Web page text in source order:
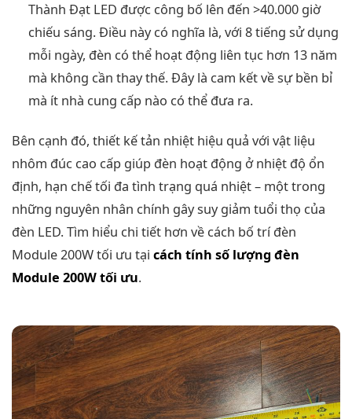
Thành Đạt LED được công bố lên đến >40.000 giờ
chiếu sáng. Điều này có nghĩa là, với 8 tiếng sử dụng
mỗi ngày, đèn có thể hoạt động liên tục hơn 13 năm
mà không cần thay thế. Đây là cam kết về sự bền bỉ
mà ít nhà cung cấp nào có thể đưa ra.
Bên cạnh đó, thiết kế tản nhiệt hiệu quả với vật liệu
nhôm đúc cao cấp giúp đèn hoạt động ở nhiệt độ ổn
định, hạn chế tối đa tình trạng quá nhiệt – một trong
những nguyên nhân chính gây suy giảm tuổi thọ của
đèn LED. Tìm hiểu chi tiết hơn về cách bố trí đèn
Module 200W tối ưu tại cách tính số lượng đèn
Module 200W tối ưu.